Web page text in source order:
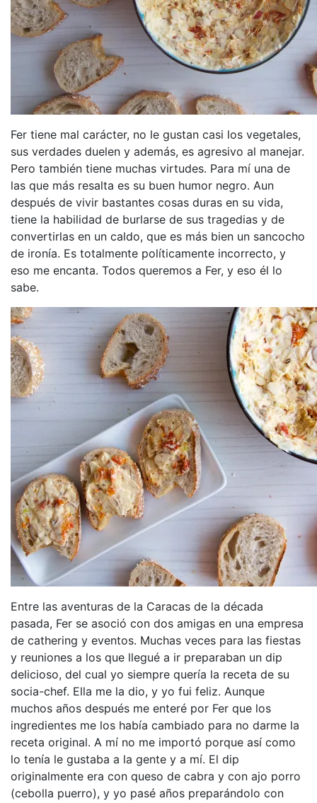
Fer tiene mal carácter, no le gustan casi los vegetales,
sus verdades duelen y además, es agresivo al manejar.
Pero también tiene muchas virtudes. Para mí una de
las que más resalta es su buen humor negro. Aun
después de vivir bastantes cosas duras en su vida,
tiene la habilidad de burlarse de sus tragedias y de
convertirlas en un caldo, que es más bien un sancocho
de ironía. Es totalmente políticamente incorrecto, y
eso me encanta. Todos queremos a Fer, y eso él lo
sabe.
Entre las aventuras de la Caracas de la década
pasada, Fer se asoció con dos amigas en una empresa
de cathering y eventos. Muchas veces para las fiestas
y reuniones a los que llegué a ir preparaban un dip
delicioso, del cual yo siempre quería la receta de su
socia-chef. Ella me la dio, y yo fui feliz. Aunque
muchos años después me enteré por Fer que los
ingredientes me los había cambiado para no darme la
receta original. A mí no me importó porque así como
lo tenía le gustaba a la gente y a mí. El dip
originalmente era con queso de cabra y con ajo porro
(cebolla puerro), y yo pasé años preparándolo con